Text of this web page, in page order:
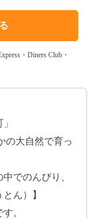
・Diners Club・
大自然で育っ
でのんびり、
ん）】
。